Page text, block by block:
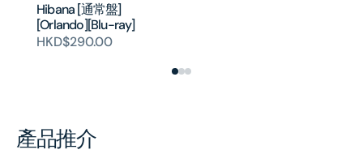
Hibana [通常盤]
[Orlando][Blu-ray]
HKD$290.00
產品推介